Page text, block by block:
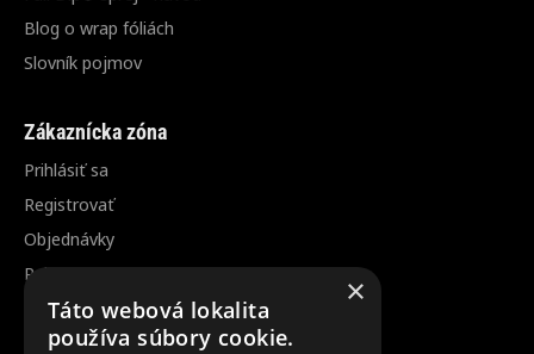
Blog o wrap fóliách
Slovník pojmov
Zákaznícka zóna
Prihlásiť sa
Registrovať
Objednávky
Reklamácia / vrátenie tovaru
Zrušenie objednávky
×
Táto webová lokalita
používa súbory cookie.